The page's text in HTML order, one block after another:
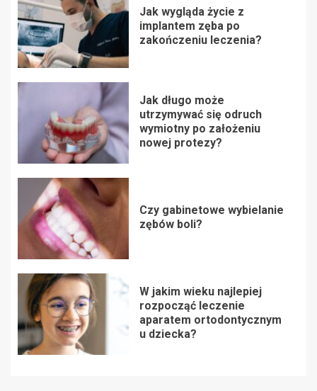
Jak wygląda życie z
implantem zęba po
zakończeniu leczenia?
Jak długo może
utrzymywać się odruch
wymiotny po założeniu
nowej protezy?
Czy gabinetowe wybielanie
zębów boli?
W jakim wieku najlepiej
rozpocząć leczenie
aparatem ortodontycznym
u dziecka?